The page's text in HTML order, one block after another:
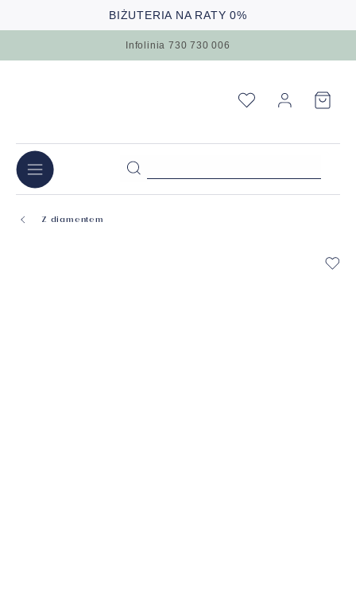
BIŻUTERIA NA RATY 0%
Infolinia 730 730 006
Z diamentem